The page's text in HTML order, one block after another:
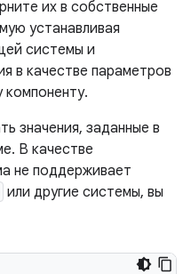
их в собственные
устанавливая
системы и
в качестве параметров
значения, заданные в
В качестве
не поддерживает
или другие системы, вы